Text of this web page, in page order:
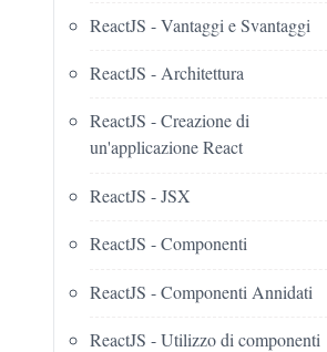
ReactJS - Vantaggi e Svantaggi
ReactJS - Architettura
ReactJS - Creazione di
un'applicazione React
ReactJS - JSX
ReactJS - Componenti
ReactJS - Componenti Annidati
ReactJS - Utilizzo di componenti